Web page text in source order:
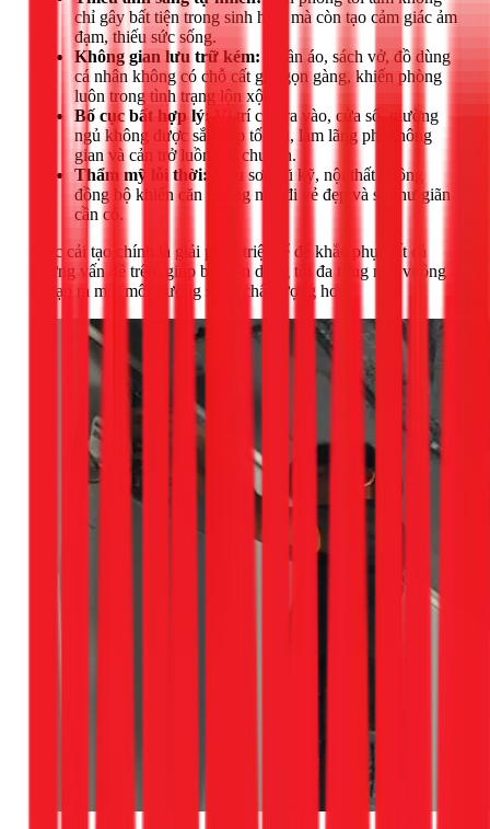
chỉ gây bất tiện trong sinh hoạt mà còn tạo cảm giác ảm
đạm, thiếu sức sống.
Không gian lưu trữ kém: Quần áo, sách vở, đồ dùng
cá nhân không có chỗ cất giữ gọn gàng, khiến phòng
luôn trong tình trạng lộn xộn.
Bố cục bất hợp lý:
Vị trí cửa ra vào, cửa sổ, giường
ngủ không được sắp xếp tối ưu, làm lãng phí không
gian và cản trở luồng di chuyển.
Thẩm mỹ lỗi thời: Màu sơn cũ kỹ, nội thất không
đồng bộ khiến căn phòng mất đi vẻ đẹp và sự thư giãn
cần có.
Việc cải tạo chính là giải pháp triệt để để khắc phục tất cả
những vấn đề trên, giúp bạn tận dụng tối đa từng mét vuông
và tạo ra một môi trường sống chất lượng hơn.